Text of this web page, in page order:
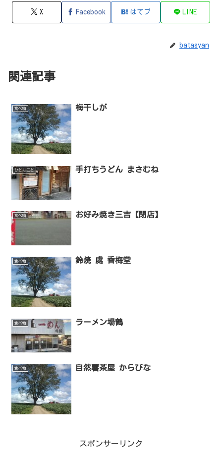
X Facebook はてブ LINE
batasyan
関連記事
食べ物 梅干しが
ひとりごと 手打ちうどん まさむね
食べ物 お好み焼き三吉【閉店】
食べ物 鈴焼 處 香梅堂
食べ物 ラーメン場鶴
食べ物 自然薯茶屋 からびな
スポンサーリンク